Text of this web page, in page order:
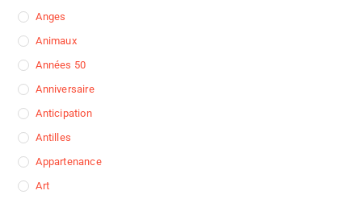
Anges
Animaux
Années 50
Anniversaire
Anticipation
Antilles
Appartenance
Art